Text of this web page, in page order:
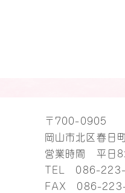
〒700-0905
岡山市北区春日
営業時間 平日
TEL 086-
FAX 086-